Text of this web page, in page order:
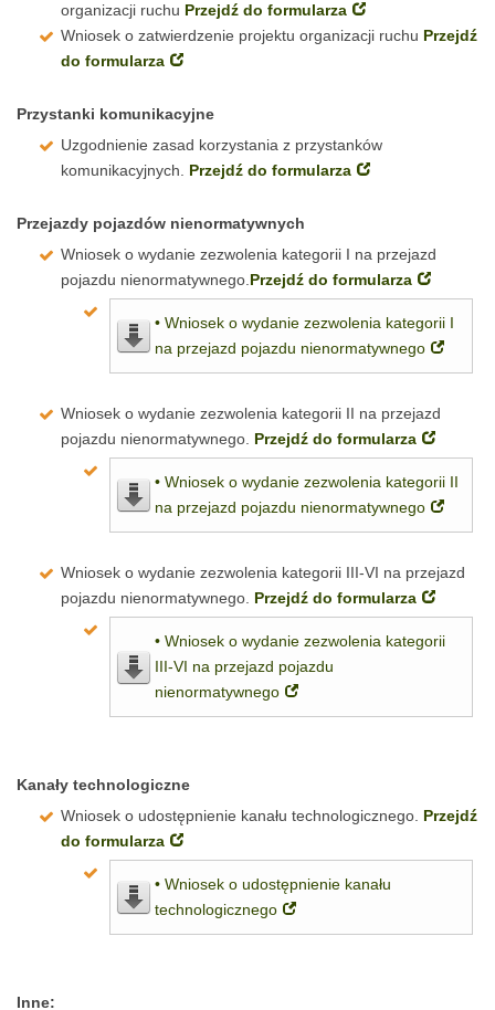
organizacji ruchu Przejdź do formularza
Wniosek o zatwierdzenie projektu organizacji ruchu Przejdź
do formularza
Przystanki komunikacyjne
Uzgodnienie zasad korzystania z przystanków
komunikacyjnych. Przejdź do formularza
Przejazdy pojazdów nienormatywnych
Wniosek o wydanie zezwolenia kategorii I na przejazd
pojazdu nienormatywnego. Przejdź do formularza
• Wniosek o wydanie zezwolenia kategorii I
na przejazd pojazdu nienormatywnego
Wniosek o wydanie zezwolenia kategorii II na przejazd
pojazdu nienormatywnego. Przejdź do formularza
• Wniosek o wydanie zezwolenia kategorii II
na przejazd pojazdu nienormatywnego
Wniosek o wydanie zezwolenia kategorii III-VI na przejazd
pojazdu nienormatywnego. Przejdź do formularza
• Wniosek o wydanie zezwolenia kategorii
III-VI na przejazd pojazdu
nienormatywnego
Kanały technologiczne
Wniosek o udostępnienie kanału technologicznego. Przejdź
do formularza
• Wniosek o udostępnienie kanału
technologicznego
Inne: